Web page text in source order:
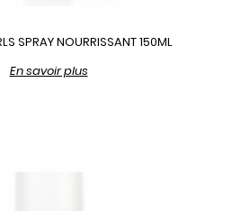
SPRAY NOURRISSANT 150ML
En savoir plus